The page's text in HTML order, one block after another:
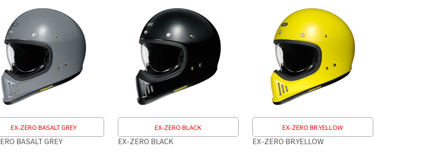
EX-ZERO BASALT GREY
BASALT GREY
EX-ZERO BLACK
EX-ZERO BLACK
EX-ZERO BR.YELLOW
EX-ZERO BR.YELLOW